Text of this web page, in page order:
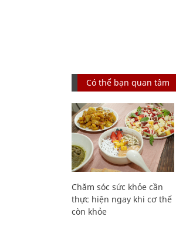
Có thể bạn quan tâm
Chăm sóc sức khỏe cần
thực hiện ngay khi cơ thể
còn khỏe